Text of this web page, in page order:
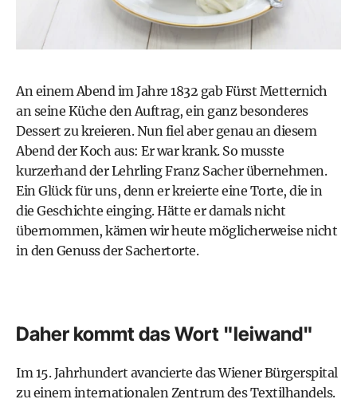
An einem Abend im Jahre 1832 gab Fürst Metternich
an seine Küche den Auftrag, ein ganz besonderes
Dessert zu kreieren. Nun fiel aber genau an diesem
Abend der Koch aus: Er war krank. So musste
kurzerhand der Lehrling Franz Sacher übernehmen.
Ein Glück für uns, denn er kreierte eine Torte, die in
die Geschichte einging. Hätte er damals nicht
übernommen, kämen wir heute möglicherweise nicht
in den Genuss der Sachertorte.
Daher kommt das Wort "leiwand"
Im 15. Jahrhundert avancierte das Wiener Bürgerspital
zu einem internationalen Zentrum des Textilhandels.